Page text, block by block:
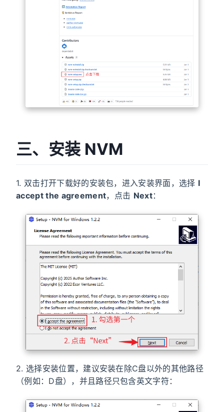
三、安装 NVM
1. 双击打开下载好的安装包，进入安装界面，选择 I
accept the agreement，点击 Next：
2. 选择安装位置，建议安装在除C盘以外的其他路径
（例如：D盘），并且路径只包含英文字符：